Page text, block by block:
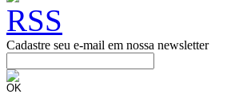
Cadastre seu e-mail em nossa newsletter